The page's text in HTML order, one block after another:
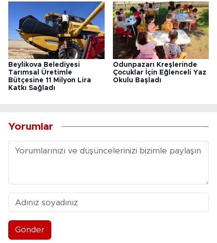
Beylikova Belediyesi
Tarımsal Üretimle
Bütçesine 11 Milyon Lira
Katkı Sağladı
Odunpazarı Kreşlerinde
Çocuklar İçin Eğlenceli Yaz
Okulu Başladı
Yorumlar
Gönder